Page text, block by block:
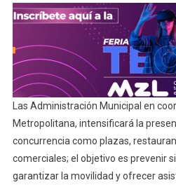
Las Administración Municipal en
Metropolitana, intensificará la
concurrencia como plazas,
comerciales; el objetivo es prevenir
garantizar la movilidad y ofrecer